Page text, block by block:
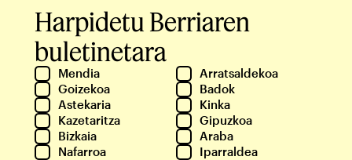
Harpidetu Berriaren
buletinetara
Mendia
Arratsaldekoa
Goizekoa
Badok
Astekaria
Kinka
Kazetaritza
Gipuzkoa
Bizkaia
Araba
Nafarroa
Iparraldea